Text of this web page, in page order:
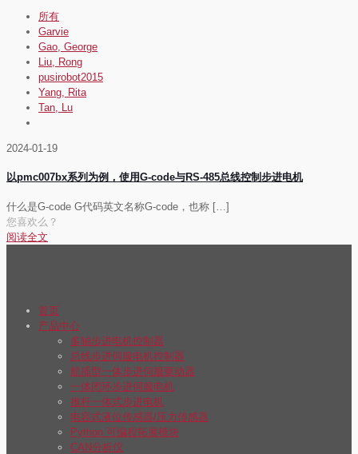
所有
Garvie
Gao, George
Liu, Rong
pusirobot2015
Yang, Rita
Tan, Lu
2024-01-19
以pmc007bx系列为例，使用G-code与RS-485总线控制步进电机
什么是G-code G代码英文名称G-code，也称 […]
您喜欢么？
阅读全文
首页
产品中心
多轴步进电机控制器
总线步进伺服电机控制器
航插型一体步进伺服驱动器
一体闭环步进伺服电机
推杆一体式步进电机
电容式液位传感器/压力传感器
Python 可编程拓展模块
CAN分析仪